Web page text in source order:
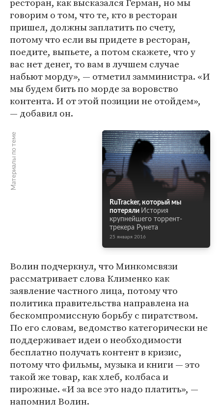
говорим о том, что те, кто в ресторан
пришел, должны заплатить по счету,
потому что если вы придете в ресторан,
поедите, выпьете, а потом скажете, что у
вас нет денег, то вам в лучшем случае
набьют морду», — отметил замминистра. «И
мы будем бить по морде за воровство
контента. И от этой позиции не отойдем»,
— добавил он.
Материалы по теме
RuTracker, который мы
потеряли История
крупнейшего торрент-
трекера Рунета
25 января 2016
Волин подчеркнул, что Минкомсвязи
рассматривает слова Клименко как
заявление частного лица, потому что
политика правительства направлена на
бескомпромиссную борьбу с пиратством.
По его словам, ведомство категорически не
поддерживает идеи о необходимости
бесплатно получать контент в кризис,
потому что фильмы, музыка и книги — это
такой же товар, как хлеб, колбаса и
пирожные. «И за все это надо платить», —
напомнил Волин.